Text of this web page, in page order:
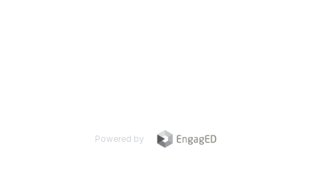
Powered by